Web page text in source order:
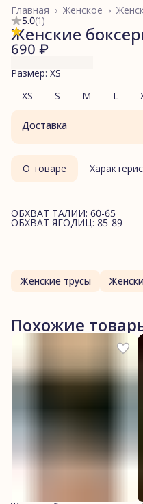
Женское ›
Главная ›
5.0(1)
Женские
690 ₽
Размер: XS
XS
S M L
Доставка
О товаре
ОБХВАТ ТАЛИИ: 60-65
ОБХВАТ ЯГОДИЦ: 85-89
Женские трусы
Похожие